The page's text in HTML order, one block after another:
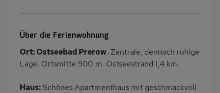
Garten
PKW-Parkplatz
Dusche
Herd (4 Kochfelder)
Backofen
Über die Ferienwohnung
Ort: Ostseebad Prerow. Zentrale, dennoch ruhige
Lage. Ortsmitte 500 m. Ostseestrand 1,4 km.
Haus: Schönes Apartmenthaus mit geschmackvoll